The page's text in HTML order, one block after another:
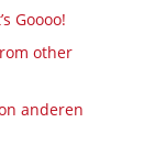
Goooo!
other
anderen